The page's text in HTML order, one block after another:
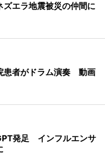
エラ地震被災の仲間に
患者がドラム演奏 動画
発足 インフルエンサ